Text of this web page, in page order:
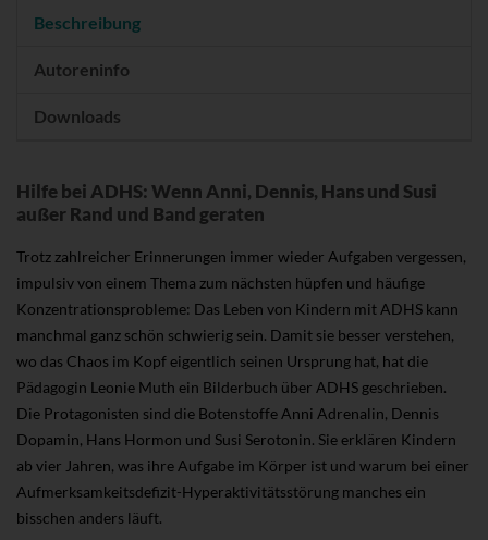
Beschreibung
Autoreninfo
Downloads
Hilfe bei ADHS: Wenn Anni, Dennis, Hans und Susi
außer Rand und Band geraten
Trotz zahlreicher Erinnerungen immer wieder Aufgaben vergessen,
impulsiv von einem Thema zum nächsten hüpfen und häufige
Konzentrationsprobleme: Das Leben von Kindern mit ADHS kann
manchmal ganz schön schwierig sein. Damit sie besser verstehen,
wo das Chaos im Kopf eigentlich seinen Ursprung hat, hat die
Pädagogin Leonie Muth ein Bilderbuch über ADHS geschrieben.
Die Protagonisten sind die Botenstoffe Anni Adrenalin, Dennis
Dopamin, Hans Hormon und Susi Serotonin. Sie erklären Kindern
ab vier Jahren, was ihre Aufgabe im Körper ist und warum bei einer
Aufmerksamkeitsdefizit-Hyperaktivitätsstörung manches ein
bisschen anders läuft.